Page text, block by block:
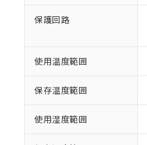
保護回路
使用温度範囲
保存温度範囲
使用湿度範囲